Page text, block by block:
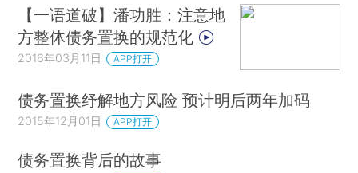
【一语道破】潘功胜：注意地
方整体债务置换的规范化
2016年03月11日 APP打开
债务置换纾解地方风险 预计明后两年加码
2015年12月01日 APP打开
债务置换背后的故事